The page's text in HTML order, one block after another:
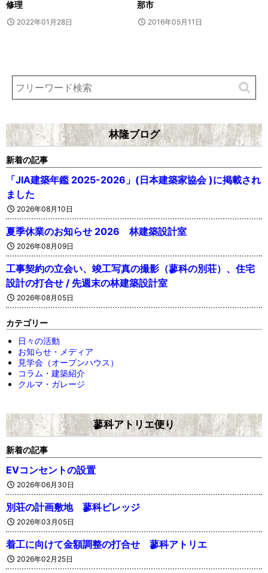
修理
2022年01月28日
那市
2016年05月11日
林隆ブログ
新着の記事
「JIA建築年鑑 2025-2026」(日本建築家協会 )に掲載され
ました
2026年08月10日
夏季休業のお知らせ 2026 林建築設計室
2026年08月09日
工事契約の立会い、竣工写真の撮影（蓼科の別荘）、住宅
設計の打合せ / 先週末の林建築設計室
2026年08月05日
カテゴリー
日々の活動
お知らせ・メディア
見学会（オープンハウス）
コラム・建築紹介
クルマ・ガレージ
蓼科アトリエ便り
新着の記事
EVコンセントの設置
2026年06月30日
別荘の計画敷地 蓼科ビレッジ
2026年03月05日
着工に向けて金額調整の打合せ 蓼科アトリエ
2026年02月25日